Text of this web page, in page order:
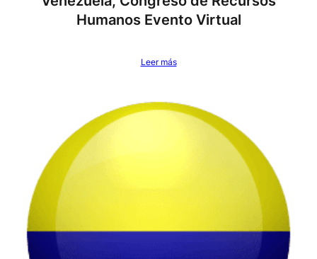
Humanos Evento Virtual
Leer más